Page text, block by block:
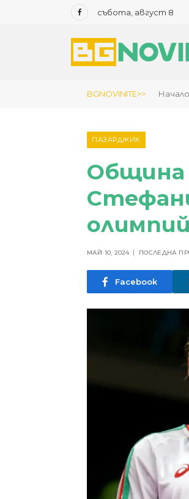
Facebookсъбота, август 8
BGNOVINITE>> Начало
ПАЗАРДЖИК
Община
МАЙ 10, 2024 ПОСЛЕДНА
Facebook